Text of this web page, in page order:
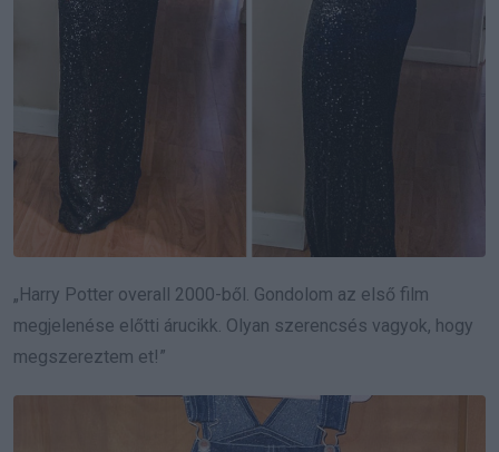
„Harry Potter overall 2000-ből. Gondolom az első film
megjelenése előtti árucikk. Olyan szerencsés vagyok, hogy
megszereztem et!”